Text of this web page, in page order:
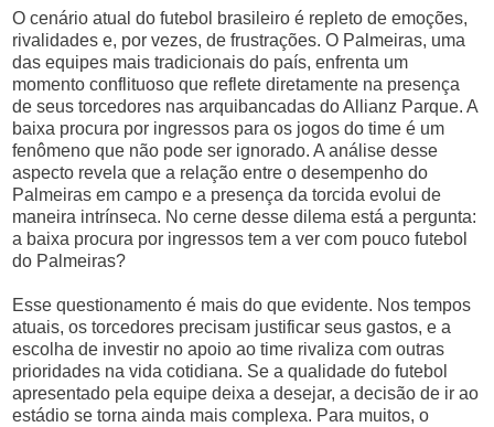
O cenário atual do futebol brasileiro é repleto de emoções,
rivalidades e, por vezes, de frustrações. O Palmeiras, uma
das equipes mais tradicionais do país, enfrenta um
momento conflituoso que reflete diretamente na presença
de seus torcedores nas arquibancadas do Allianz Parque. A
baixa procura por ingressos para os jogos do time é um
fenômeno que não pode ser ignorado. A análise desse
aspecto revela que a relação entre o desempenho do
Palmeiras em campo e a presença da torcida evolui de
maneira intrínseca. No cerne desse dilema está a pergunta:
a baixa procura por ingressos tem a ver com pouco futebol
do Palmeiras?
Esse questionamento é mais do que evidente. Nos tempos
atuais, os torcedores precisam justificar seus gastos, e a
escolha de investir no apoio ao time rivaliza com outras
prioridades na vida cotidiana. Se a qualidade do futebol
apresentado pela equipe deixa a desejar, a decisão de ir ao
estádio se torna ainda mais complexa. Para muitos, o